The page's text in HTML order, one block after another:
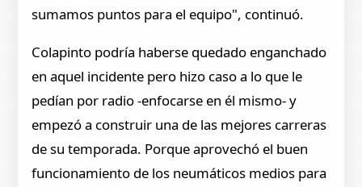
sumamos puntos para el equipo", continuó.
Colapinto podría haberse quedado enganchado
en aquel incidente pero hizo caso a lo que le
pedían por radio -enfocarse en él mismo- y
empezó a construir una de las mejores carreras
de su temporada. Porque aprovechó el buen
funcionamiento de los neumáticos medios para